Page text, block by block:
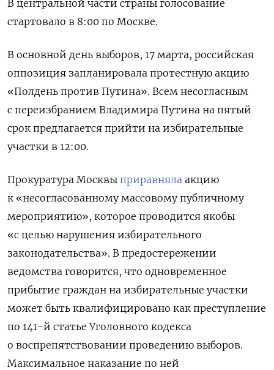
В центральной части страны голосование
стартовало в 8:00 по Москве.
В основной день выборов, 17 марта, российская
оппозиция запланировала протестную акцию
«Полдень против Путина». Всем несогласным
с переизбранием Владимира Путина на пятый
срок предлагается прийти на избирательные
участки в 12:00.
Прокуратура Москвы приравняла акцию
к «несогласованному массовому публичному
мероприятию», которое проводится якобы
«с целью нарушения избирательного
законодательства». В предостережении
ведомства говорится, что одновременное
прибытие граждан на избирательные участки
может быть квалифицировано как преступление
по 141-й статье Уголовного кодекса
о воспрепятствовании проведению выборов.
Максимальное наказание по ней